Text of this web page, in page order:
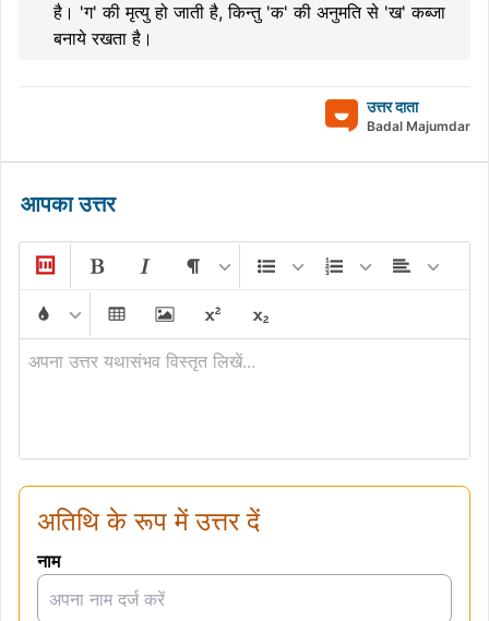
है। 'ग' की मृत्यु हो जाती है, किन्तु 'क' की अनुमति से 'ख' कब्जा
बनाये रखता है।
उत्तर दाता
Badal Majumdar
आपका उत्तर
अपना उत्तर यथासंभव विस्तृत लिखें...
अतिथि के रूप में उत्तर दें
नाम